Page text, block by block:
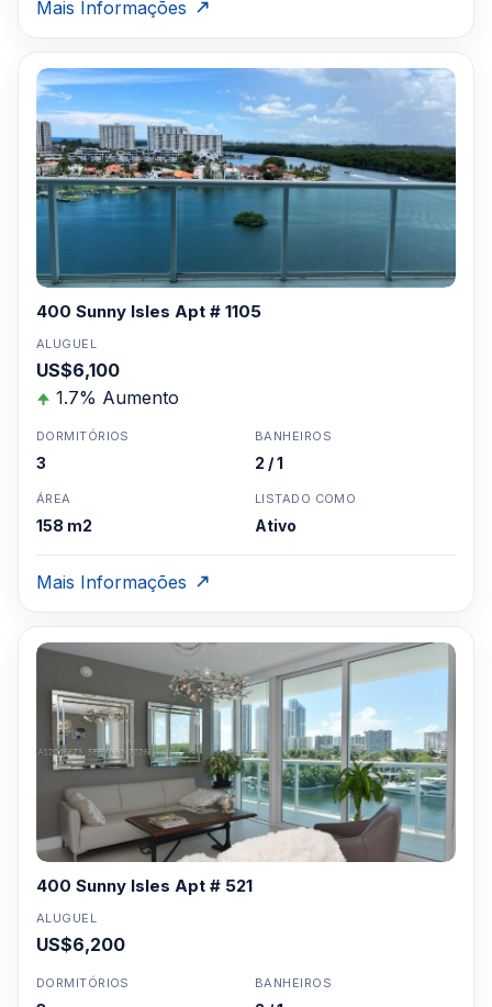
Mais Informações
400 Sunny Isles Apt # 1105
ALUGUEL
US$6,100
1.7% Aumento
DORMITÓRIOS
3
BANHEIROS
2 / 1
ÁREA
158 m2
LISTADO COMO
Ativo
Mais Informações
400 Sunny Isles Apt # 521
ALUGUEL
US$6,200
DORMITÓRIOS BANHEIROS